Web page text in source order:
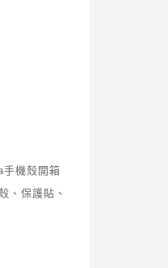
機殼開箱
、保護貼、